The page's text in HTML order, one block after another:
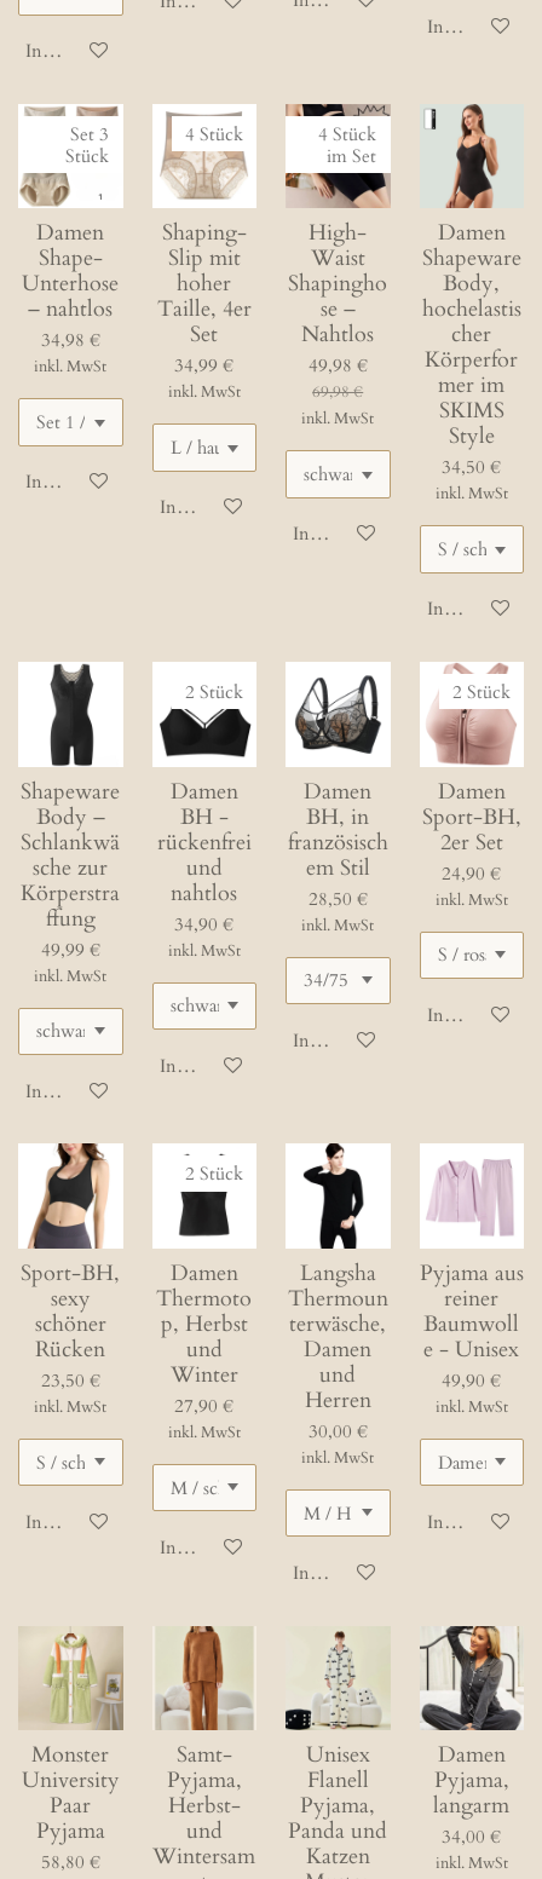
In den Warenkorb
In den
Set 3
Stück
Damen
Shape-
Unterhose
– nahtlos
34,98 €
inkl. MwSt
In den Warenkorb
4 Stück
Shaping-
Slip mit
hoher
Taille, 4er
Set
34,99 €
inkl. MwSt
In den Warenkorb
4 Stück
im Set
High-
Waist
Shapingho
se –
Nahtlos
49,98 €
69,98 €
inkl. MwSt
In den Warenkorb
Damen
Shapeware
Body,
hochelastis
cher
Körperfor
mer im
SKIMS
Style
34,50 €
inkl. MwSt
In den
Shapeware
Body –
Schlankwä
sche zur
Körperstra
ffung
49,99 €
inkl. MwSt
In den Warenkorb
2 Stück
Damen
BH -
rückenfrei
und
nahtlos
34,90 €
inkl. MwSt
In den Warenkorb
Damen
BH, in
französisch
em Stil
28,50 €
inkl. MwSt
In den Warenkorb
2 Stück
Damen
Sport-BH,
2er Set
24,90 €
inkl. MwSt
In den
Sport-BH,
sexy
schöner
Rücken
23,50 €
inkl. MwSt
In den Warenkorb
2 Stück
Damen
Thermoto
p, Herbst
und
Winter
27,90 €
inkl. MwSt
In den Warenkorb
Langsha
Thermoun
terwäsche,
Damen
und
Herren
30,00 €
inkl. MwSt
In den Warenkorb
Pyjama aus
reiner
Baumwoll
e - Unisex
49,90 €
inkl. MwSt
In den
Monster
University
Paar
Pyjama
58,80 €
Samt-
Pyjama,
Herbst-
und
Wintersam
Unisex
Flanell
Pyjama,
Panda und
Katzen
Damen
Pyjama,
langarm
34,00 €
inkl. MwSt